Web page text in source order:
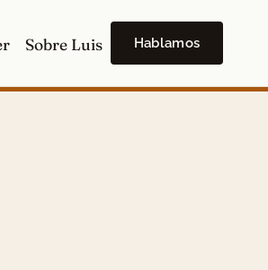
Sobre Luis Hablamos